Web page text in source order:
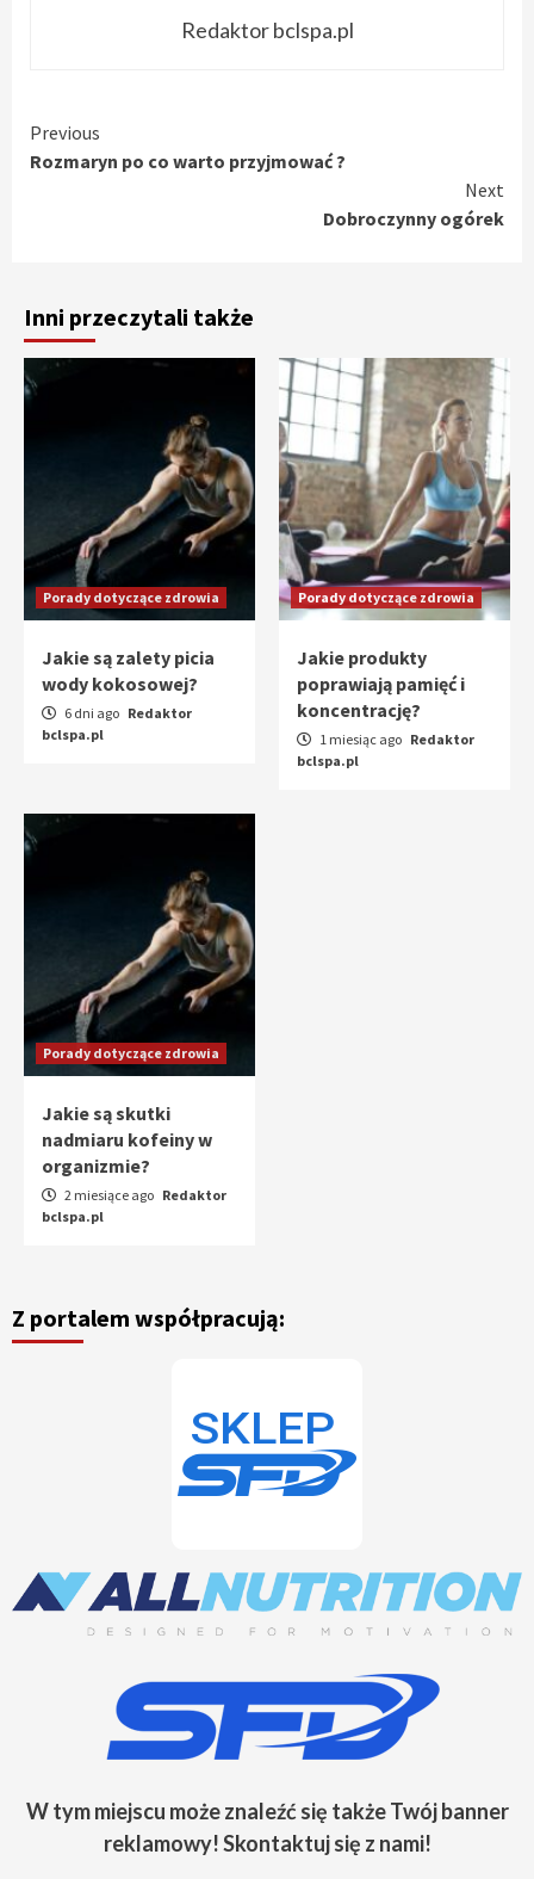
Redaktor bclspa.pl
Continue
Reading
Previous
Rozmaryn po co warto przyjmować ?
Next
Dobroczynny ogórek
Inni przeczytali także
Porady dotyczące zdrowia
Jakie są zalety picia
wody kokosowej?
6 dni ago Redaktor
bclspa.pl
Porady dotyczące zdrowia
Jakie produkty
poprawiają pamięć i
koncentrację?
1 miesiąc ago Redaktor
bclspa.pl
Porady dotyczące zdrowia
Jakie są skutki
nadmiaru kofeiny w
organizmie?
2 miesiące ago Redaktor
bclspa.pl
Z portalem współpracują:
W tym miejscu może znaleźć się także Twój banner
reklamowy! Skontaktuj się z nami!